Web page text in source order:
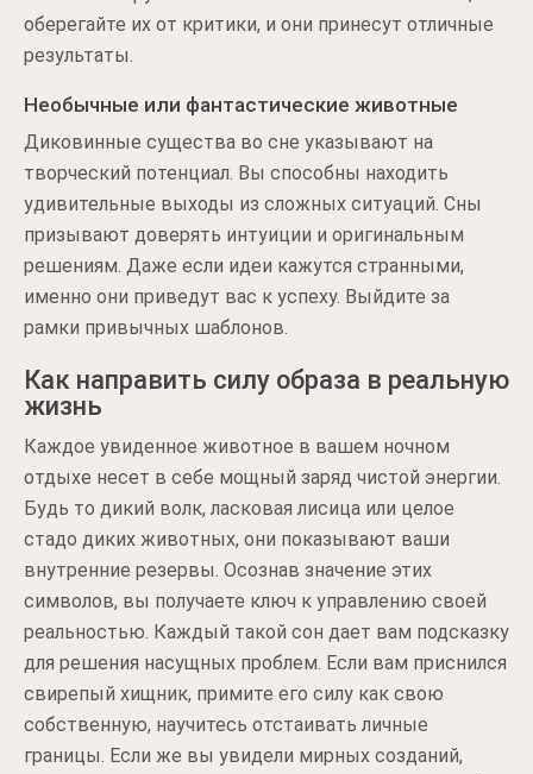
оберегайте их от критики, и они принесут отличные
результаты.
Необычные или фантастические животные
Диковинные существа во сне указывают на
творческий потенциал. Вы способны находить
удивительные выходы из сложных ситуаций. Сны
призывают доверять интуиции и оригинальным
решениям. Даже если идеи кажутся странными,
именно они приведут вас к успеху. Выйдите за
рамки привычных шаблонов.
Как направить силу образа в реальную
жизнь
Каждое увиденное животное в вашем ночном
отдыхе несет в себе мощный заряд чистой энергии.
Будь то дикий волк, ласковая лисица или целое
стадо диких животных, они показывают ваши
внутренние резервы. Осознав значение этих
символов, вы получаете ключ к управлению своей
реальностью. Каждый такой сон дает вам подсказку
для решения насущных проблем. Если вам приснился
свирепый хищник, примите его силу как свою
собственную, научитесь отстаивать личные
границы. Если же вы увидели мирных созданий,